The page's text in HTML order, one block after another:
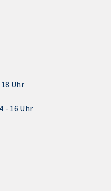
Uhr
- 16 Uhr